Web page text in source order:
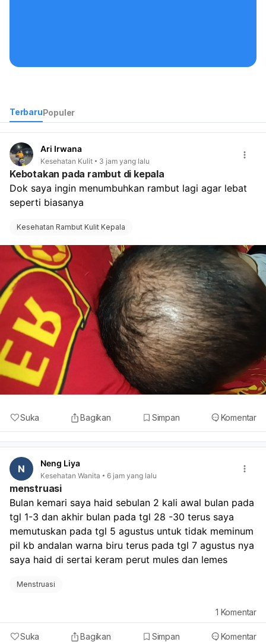
TerbaruPopuler
Ari Irwana
Kesehatan Kulit 3 jam yang lalu
Kebotakan pada rambut di kepala
Dok saya ingin menumbuhkan rambut lagi agar lebat
seperti biasanya
Kesehatan Rambut Kulit Kepala
Suka Bagikan Simpan Komentar
N Neng Liya
Kesehatan Wanita 6 jam yang lalu
menstruasi
Bulan kemari saya haid sebulan 2 kali awal bulan pada
tgl 1-3 dan akhir bulan pada tgl 28 -30 terus saya
memutuskan pada tgl 5 agustus untuk tidak meminum
pil kb andalan warna biru terus pada tgl 7 agustus nya
saya haid di sertai keram perut mules dan lemes
Menstruasi
Suka Bagikan Simpan Komentar
1 Komentar